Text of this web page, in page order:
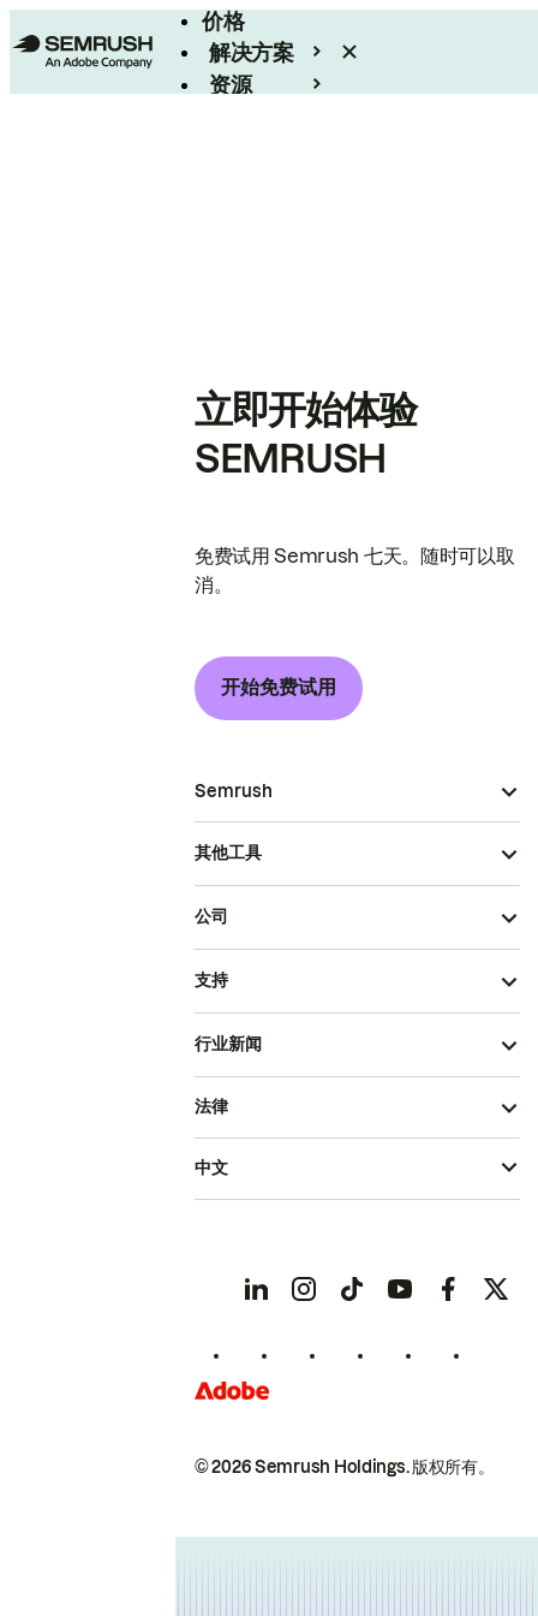
价格
解决方案
资源
立即开始体验
SEMRUSH
免费试用 Semrush 七天。随时可以取
消。
开始免费试用
Semrush
其他工具
公司
支持
行业新闻
© 2026 Semrush Holdings.版权所有。
法律
中文